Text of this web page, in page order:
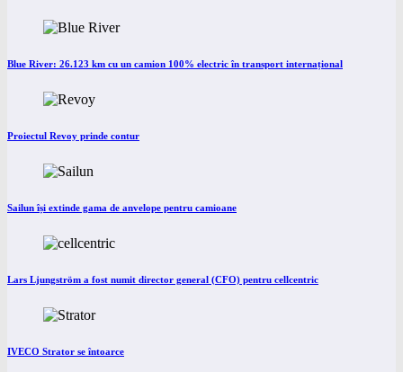
Blue River: 26.123 km cu un camion 100% electric în transport internațional
Proiectul Revoy prinde contur
Sailun își extinde gama de anvelope pentru camioane
Lars Ljungström a fost numit director general (CFO) pentru cellcentric
IVECO Strator se întoarce